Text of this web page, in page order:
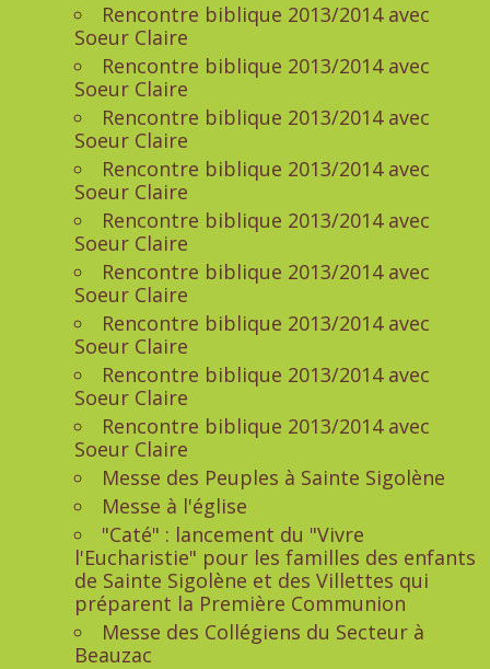
Rencontre biblique 2013/2014 avec
Soeur Claire
Rencontre biblique 2013/2014 avec
Soeur Claire
Rencontre biblique 2013/2014 avec
Soeur Claire
Rencontre biblique 2013/2014 avec
Soeur Claire
Rencontre biblique 2013/2014 avec
Soeur Claire
Rencontre biblique 2013/2014 avec
Soeur Claire
Rencontre biblique 2013/2014 avec
Soeur Claire
Rencontre biblique 2013/2014 avec
Soeur Claire
Rencontre biblique 2013/2014 avec
Soeur Claire
Messe des Peuples à Sainte Sigolène
Messe à l'église
"Caté" : lancement du "Vivre
l'Eucharistie" pour les familles des enfants
de Sainte Sigolène et des Villettes qui
préparent la Première Communion
Messe des Collégiens du Secteur à
Beauzac